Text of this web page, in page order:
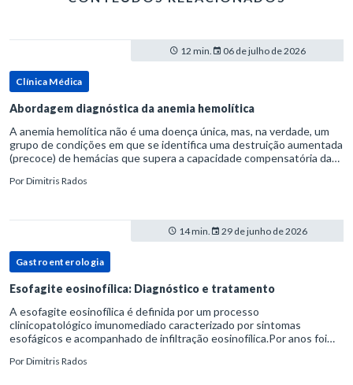
12 min. 06 de julho de 2026
Clínica Médica
Abordagem diagnóstica da anemia hemolítica
A anemia hemolítica não é uma doença única, mas, na verdade, um
grupo de condições em que se identifica uma destruição aumentada
(precoce) de hemácias que supera a capacidade compensatória da
PorDimitris Rados
14 min. 29 de junho de 2026
Gastroenterologia
Esofagite eosinofílica: Diagnóstico e tratamento
A esofagite eosinofílica é definida por um processo
clinicopatológico imunomediado caracterizado por sintomas
esofágicos e acompanhado de infiltração eosinofílica.Por anos foi
refluxo gastr
PorDimitris Rados